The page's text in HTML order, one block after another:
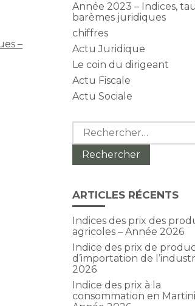
–
Année 2023 – Indices,
barèmes juridiques
chiffres
Actu Juridique
Le coin du dirigeant
Actu Fiscale
Actu Sociale
Rechercher :
ARTICLES RÉCENTS
Indices des prix des
agricoles – Année 2026
Indice des prix de
d’importation de
2026
Indice des prix à la
consommation en